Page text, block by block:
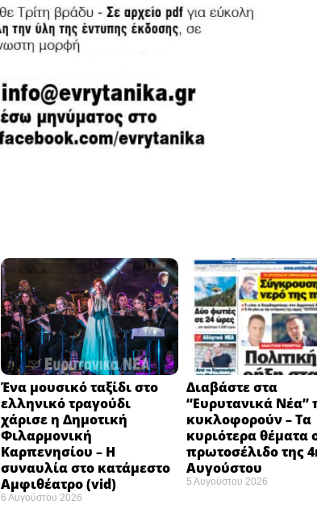
Ένα μουσικό ταξίδι στο
ελληνικό τραγούδι
χάρισε η Δημοτική
Φιλαρμονική
Καρπενησίου – Η
συναυλία στο κατάμεστο
Αμφιθέατρο (vid)
6 Αυγούστου 2026
Διαβάστε στα
“Ευρυτανικά Νέα”
κυκλοφορούν – Τα
κυριότερα θέματα
πρωτοσέλιδο της
Αυγούστου
5 Αυγούστου 2026